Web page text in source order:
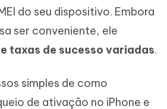
do seu dispositivo. Embora
ser conveniente, ele
taxas de sucesso variadas.
simples de como
de ativação no iPhone e